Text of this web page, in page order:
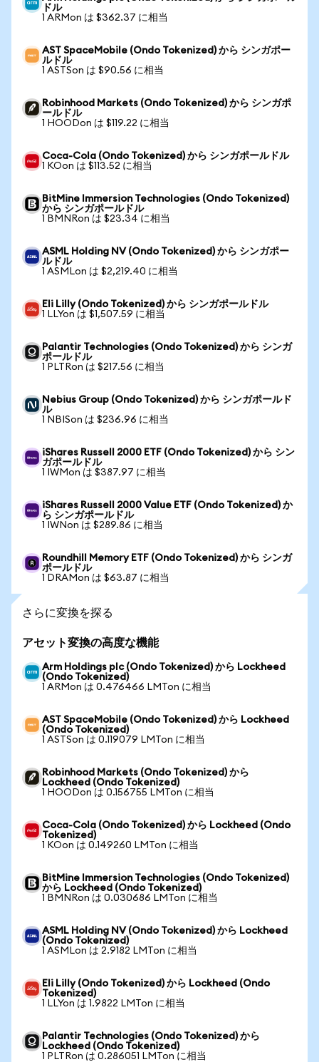
ドル
1 ARMon は $362.37 に相当
AST SpaceMobile (Ondo Tokenized) から シンガポー
ルドル
1 ASTSon は $90.56 に相当
Robinhood Markets (Ondo Tokenized) から シンガポ
ールドル
1 HOODon は $119.22 に相当
Coca-Cola (Ondo Tokenized) から シンガポールドル
1 KOon は $113.52 に相当
BitMine Immersion Technologies (Ondo Tokenized)
から シンガポールドル
1 BMNRon は $23.34 に相当
ASML Holding NV (Ondo Tokenized) から シンガポー
ルドル
1 ASMLon は $2,219.40 に相当
Eli Lilly (Ondo Tokenized) から シンガポールドル
1 LLYon は $1,507.59 に相当
Palantir Technologies (Ondo Tokenized) から シンガ
ポールドル
1 PLTRon は $217.56 に相当
Nebius Group (Ondo Tokenized) から シンガポールド
ル
1 NBISon は $236.96 に相当
iShares Russell 2000 ETF (Ondo Tokenized) から シン
ガポールドル
1 IWMon は $387.97 に相当
iShares Russell 2000 Value ETF (Ondo Tokenized) か
ら シンガポールドル
1 IWNon は $289.86 に相当
Roundhill Memory ETF (Ondo Tokenized) から シンガ
ポールドル
1 DRAMon は $63.87 に相当
さらに変換を探る
アセット変換の高度な機能
Arm Holdings plc (Ondo Tokenized) から Lockheed
(Ondo Tokenized)
1 ARMon は 0.476466 LMTon に相当
AST SpaceMobile (Ondo Tokenized) から Lockheed
(Ondo Tokenized)
1 ASTSon は 0.119079 LMTon に相当
Robinhood Markets (Ondo Tokenized) から
Lockheed (Ondo Tokenized)
1 HOODon は 0.156755 LMTon に相当
Coca-Cola (Ondo Tokenized) から Lockheed (Ondo
Tokenized)
1 KOon は 0.149260 LMTon に相当
BitMine Immersion Technologies (Ondo Tokenized)
から Lockheed (Ondo Tokenized)
1 BMNRon は 0.030686 LMTon に相当
ASML Holding NV (Ondo Tokenized) から Lockheed
(Ondo Tokenized)
1 ASMLon は 2.9182 LMTon に相当
Eli Lilly (Ondo Tokenized) から Lockheed (Ondo
Tokenized)
1 LLYon は 1.9822 LMTon に相当
Palantir Technologies (Ondo Tokenized) から
Lockheed (Ondo Tokenized)
1 PLTRon は 0.286051 LMTon に相当